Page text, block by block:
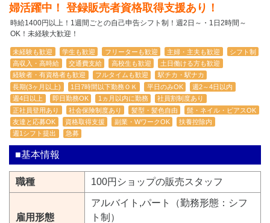
婦活躍中！ 登録販売者資格取得支援あり！
時給1400円以上！1週間ごとの自己申告シフト制！週2日～・1日2時間～
OK！未経験大歓迎！
未経験も歓迎 学生も歓迎 フリーターも歓迎 主婦・主夫も歓迎
シフト制
高収入・高時給
交通費支給 高校生も歓迎
土日働ける方も歓迎
経験者・有資格者も歓迎
フルタイムも歓迎
駅チカ・駅ナカ
長期(3ヶ月以上)
1日7時間以下勤務ＯＫ 平日のみOK
週2～4日以内
週4日以上
即日勤務OK 1ヵ月以内に勤務
社員割制度あり
正社員登用あり
社会保険制度あり 髪型・髪色自由
髭・ネイル・ピアスOK
友達と応募OK
資格取得支援 副業・WワークOK
扶養控除内
週1シフト提出
急募
■基本情報
職種 100円ショップの販売スタッフ
雇用形態
アルバイト,パート（勤務形態：シフ
ト制）